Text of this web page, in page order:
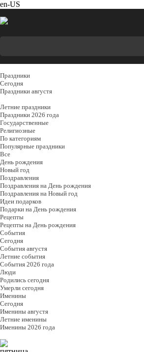
en-US
Праздники
Cегодня
Праздники августя
Летние праздники
Праздники 2026 года
Государственные
Религиозные
По категориям
Популярные праздники
Все
День рождения
Новый год
Поздравления
Поздравления на День рождения
Поздравления на Новый год
Идеи подарков
Подарки на День рождения
Рецепты
Рецепты на День рождения
События
Cегодня
События августя
Летние события
События 2026 года
Люди
Родились сегодня
Умерли сегодня
Именины
Cегодня
Именины августя
Летние именины
Именины 2026 года